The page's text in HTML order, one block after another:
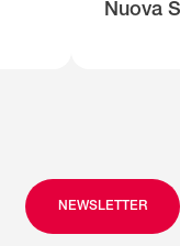
Nuova
NEWSLETTER